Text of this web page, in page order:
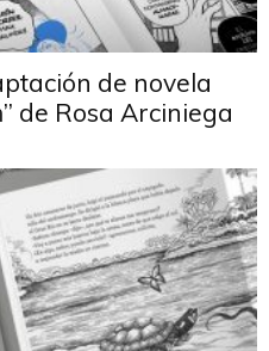
de novela
de Rosa Arciniega